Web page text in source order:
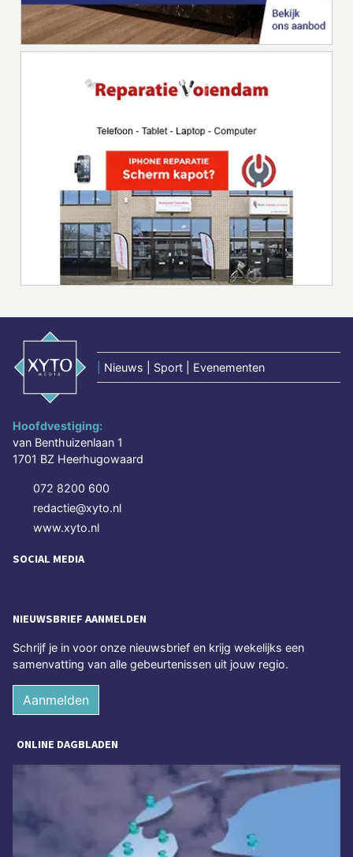
Nieuws | Sport | Evenementen
Hoofdvestiging:
van Benthuizenlaan 1
1701 BZ Heerhugowaard
072 8200 600
redactie@xyto.nl
www.xyto.nl
SOCIAL MEDIA
NIEUWSBRIEF AANMELDEN
Schrijf je in voor onze nieuwsbrief en krijg wekelijks een
samenvatting van alle gebeurtenissen uit jouw regio.
Aanmelden
ONLINE DAGBLADEN